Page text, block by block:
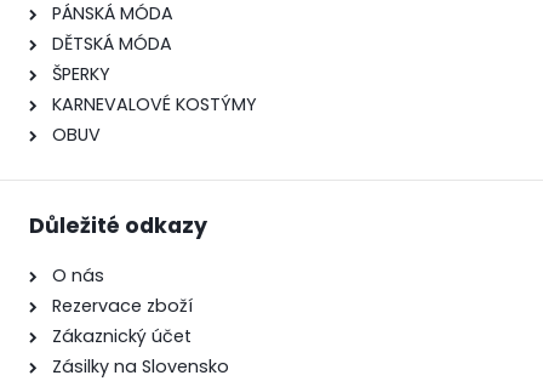
PÁNSKÁ MÓDA
DĚTSKÁ MÓDA
ŠPERKY
KARNEVALOVÉ KOSTÝMY
OBUV
Důležité odkazy
O nás
Rezervace zboží
Zákaznický účet
Zásilky na Slovensko